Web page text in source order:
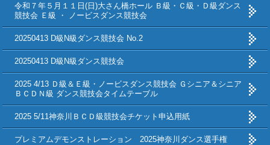
令和７年５月１１日(日)大さん橋ホール Ｂ級・Ｃ級・Ｄ級ダンス
競技会 Ｅ級 ・ ノービスダンス競技会
20250413 D級N級ダンス競技会 No.2
20250413 D級N級ダンス競技会
2025 4/13 Ｄ級＆Ｅ級・ノービスダンス競技会 Ｇシニア＆シニア
ＢＣＤＮ級 ダンス競技会タイムテーブル
2025 5/11神奈川ＢＣＤ級競技会チケット申込用紙
プレミアムデモンストレーション 2025神奈川ダンス選手権